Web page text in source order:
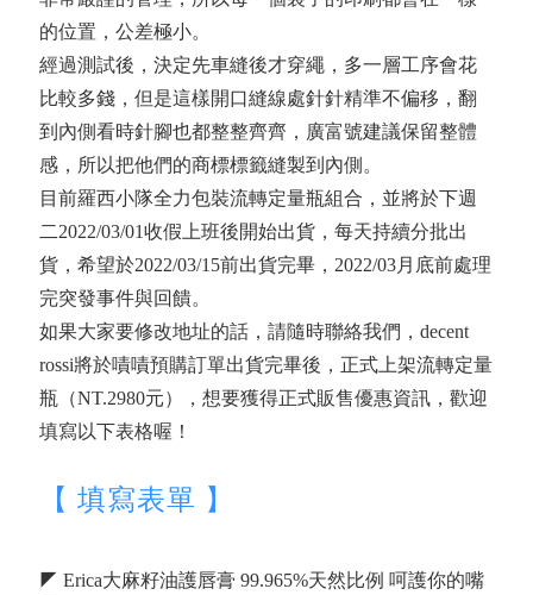
的位置，公差極小。
經過測試後，決定先車縫後才穿繩，多一層工序會花
比較多錢，但是這樣開口縫線處針針精準不偏移，翻
到內側看時針腳也都整整齊齊，廣富號建議保留整體
感，所以把他們的商標標籤縫製到內側。
目前羅西小隊全力包裝流轉定量瓶組合，並將於下週
二2022/03/01收假上班後開始出貨，每天持續分批出
貨，希望於2022/03/15前出貨完畢，2022/03月底前處理
完突發事件與回饋。
如果大家要修改地址的話，請隨時聯絡我們，decent
rossi將於嘖嘖預購訂單出貨完畢後，正式上架流轉定量
瓶（NT.2980元），想要獲得正式販售優惠資訊，歡迎
填寫以下表格喔！
【 填寫表單 】
◤ Erica大麻籽油護唇膏 99.965%天然比例 呵護你的嘴